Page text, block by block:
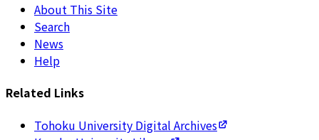
About This Site
Search
News
Help
Related Links
Tohoku University Digital Archives